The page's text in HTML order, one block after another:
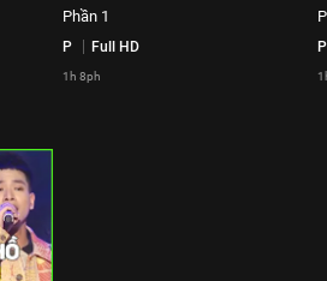
Phần 1
P Full HD
1h 8ph
P